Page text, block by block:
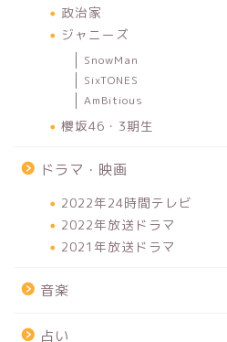
政治家
ジャニーズ
SnowMan
SixTONES
AmBitious
櫻坂46・3期生
ドラマ・映画
2022年24時間テレビ
2022年放送ドラマ
2021年放送ドラマ
音楽
占い